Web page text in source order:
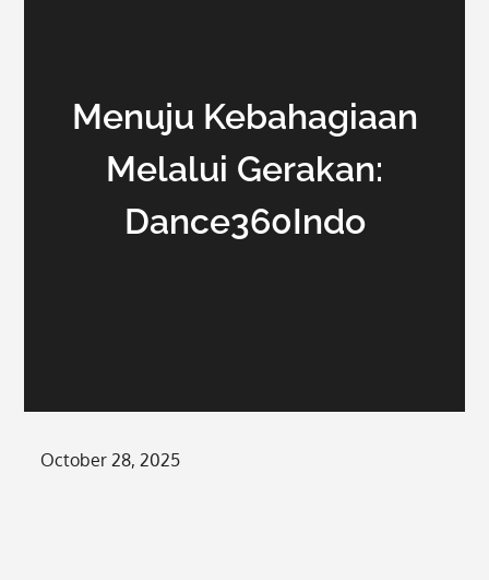
Menuju Kebahagiaan
Melalui Gerakan:
Dance360Indo
Posted
October 28, 2025